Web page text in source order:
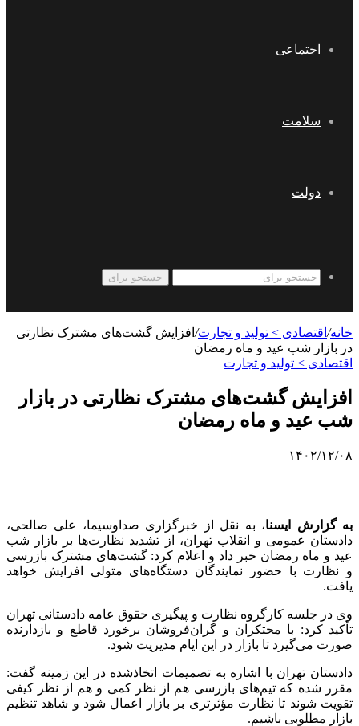
اجتماعی
سلامت
دولت
جستجو برای
خانه/ اقتصادی > تولید و تجارت/ افزایش گشت‌های مشترک نظارتی
در بازار شب عید و ماه رمضان
اقتصادی > تولید و تجارت
افزایش گشت‌های مشترک نظارتی در بازار
شب عید و ماه رمضان
۱۴۰۲/۱۲/۰۸
به گزارش ایسنا، به نقل از خبرگزاری صداوسیما، علی صالحی،
دادستان عمومی و انقلاب تهران، از تشدید نظارت‌ها بر بازار شب
عید و ماه رمضان خبر داد و اعلام کرد: گشت‌های مشترک بازرسی
و نظارت با حضور نمایندگان دستگاه‌های متولی افزایش خواهد
یافت.
وی در جلسه کارگروه نظارت و پیگیری حقوق عامه دادستانی تهران
تأکید کرد: با محتکران و گران‌فروشان برخورد قاطع و بازدارنده
صورت می‌گیرد تا بازار در این ایام مدیریت شود.
دادستان تهران با اشاره به تصمیمات اتخاذشده در این زمینه گفت:
مقرر شده که تیم‌های بازرسی هم از نظر کمی و هم از نظر کیفی
تقویت شوند تا نظارت مؤثرتری بر بازار اعمال شود و شاهد تنظیم
بازار مطلوبی باشیم.